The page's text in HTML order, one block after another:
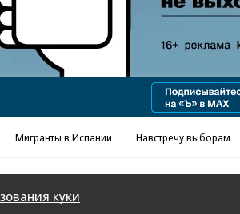
Мигранты в Испании Навстречу выборам
куки